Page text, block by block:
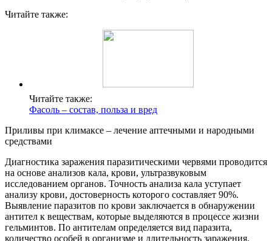
Читайте также:
Читайте также:
Фасоль – состав, польза и вред
Приливы при климаксе – лечение аптечными и народными
средствами
Диагностика заражения паразитическими червями проводится
на основе анализов кала, крови, ультразвуковым
исследованием органов. Точность анализа кала уступает
анализу крови, достоверность которого составляет 90%.
Выявление паразитов по крови заключается в обнаружении
антител к веществам, которые выделяются в процессе жизни
гельминтов. По антителам определяется вид паразита,
количество особей в организме и длительность заражения.